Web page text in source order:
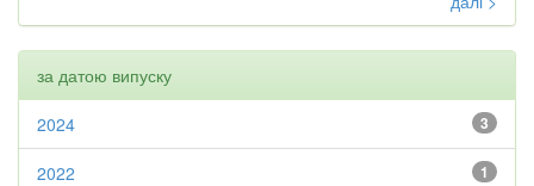
за датою випуску
3
2024
1
2022